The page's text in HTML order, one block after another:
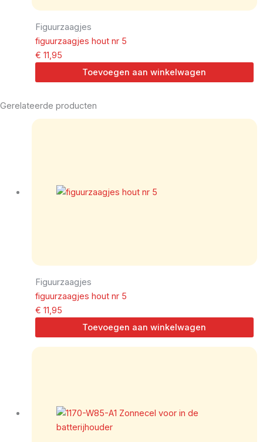
Figuurzaagjes
figuurzaagjes hout nr 5
€ 11,95
Toevoegen aan winkelwagen
Gerelateerde producten
Figuurzaagjes
figuurzaagjes hout nr 5
€ 11,95
Toevoegen aan winkelwagen